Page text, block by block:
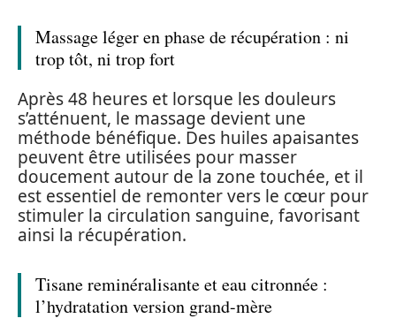
Massage léger en phase de récupération : ni
trop tôt, ni trop fort
Après 48 heures et lorsque les douleurs
s’atténuent, le massage devient une
méthode bénéfique. Des huiles apaisantes
peuvent être utilisées pour masser
doucement autour de la zone touchée, et il
est essentiel de remonter vers le cœur pour
stimuler la circulation sanguine, favorisant
ainsi la récupération.
Tisane reminéralisante et eau citronnée :
l’hydratation version grand-mère